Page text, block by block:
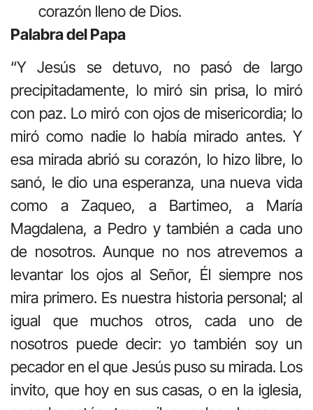
corazón lleno de Dios.
Palabra del Papa
“Y Jesús se detuvo, no pasó de largo
precipitadamente, lo miró sin prisa, lo miró
con paz. Lo miró con ojos de misericordia; lo
miró como nadie lo había mirado antes. Y
esa mirada abrió su corazón, lo hizo libre, lo
sanó, le dio una esperanza, una nueva vida
como a Zaqueo, a Bartimeo, a María
Magdalena, a Pedro y también a cada uno
de nosotros. Aunque no nos atrevemos a
levantar los ojos al Señor, Él siempre nos
mira primero. Es nuestra historia personal; al
igual que muchos otros, cada uno de
nosotros puede decir: yo también soy un
pecador en el que Jesús puso su mirada. Los
invito, que hoy en sus casas, o en la iglesia,